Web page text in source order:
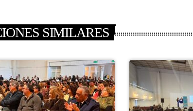
SIMILARES